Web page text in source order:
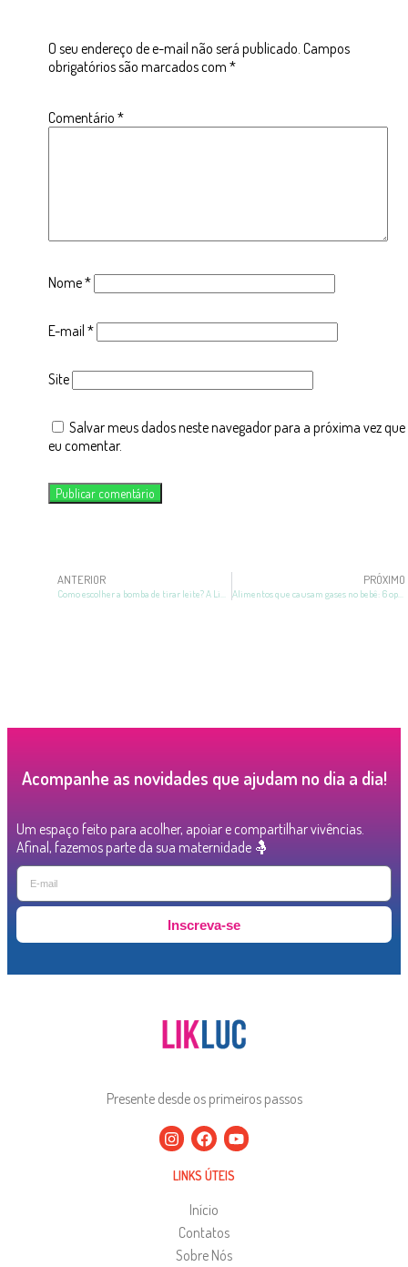
O seu endereço de e-mail não será publicado. Campos
obrigatórios são marcados com *
Comentário *
Nome*
E-mail *
Site
Salvar meus dados neste navegador para a próxima vez que
eu comentar.
ANTERIOR
Como escolher a bomba de tirar leite? A Likluc te ensina!
PRÓXIMO
Alimentos que causam gases no bebê: 6 opções para evitar
Acompanhe as novidades que ajudam no dia a dia!
Um espaço feito para acolher, apoiar e compartilhar vivências.
Afinal, fazemos parte da sua maternidade 🤱
Inscreva-se
Presente desde os primeiros passos
LINKS ÚTEIS
Início
Contatos
Sobre Nós